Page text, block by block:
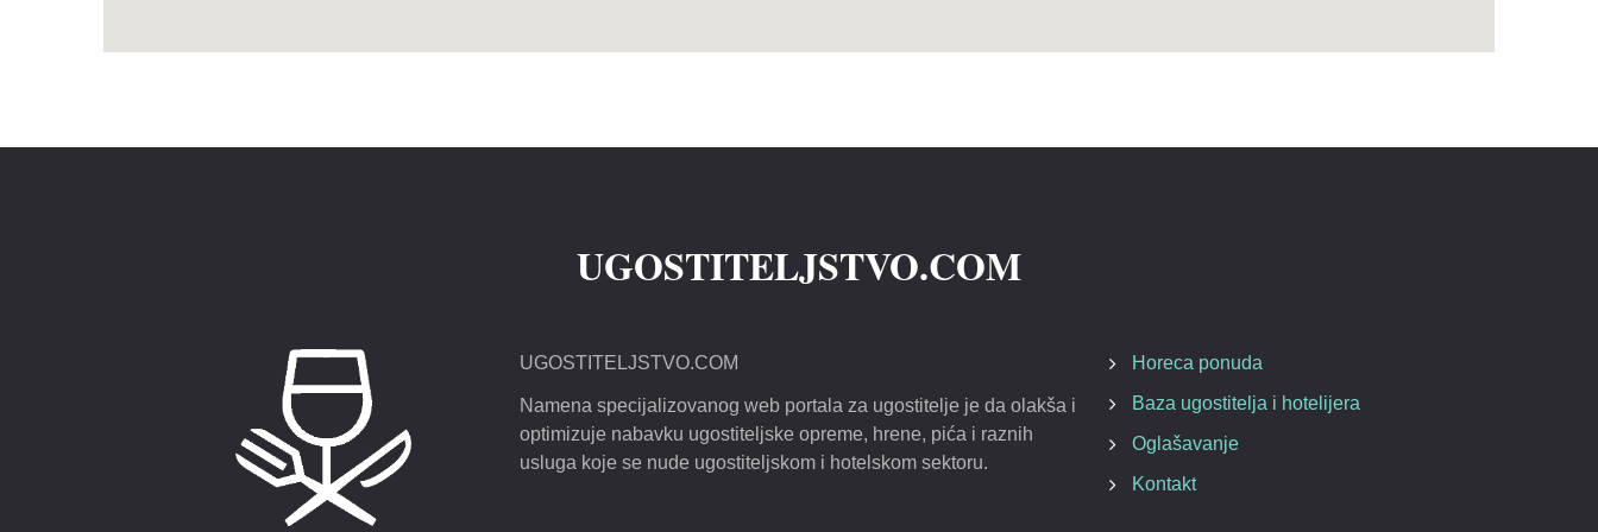
UGOSTITELJSTVO.COM
UGOSTITELJSTVO.COM
Namena specijalizovanog web portala za ugostitelje je da olakša i
optimizuje nabavku ugostiteljske opreme, hrene, pića i raznih
usluga koje se nude ugostiteljskom i hotelskom sektoru.
Horeca ponuda
Baza ugostitelja i hotelijera
Oglašavanje
Kontakt